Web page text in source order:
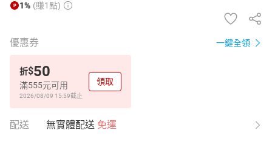
1% (賺1點)
優惠券 一鍵全領
折$50
滿555元可用
2026/08/09 15:59截止
領取
配送 無實體配送 免運